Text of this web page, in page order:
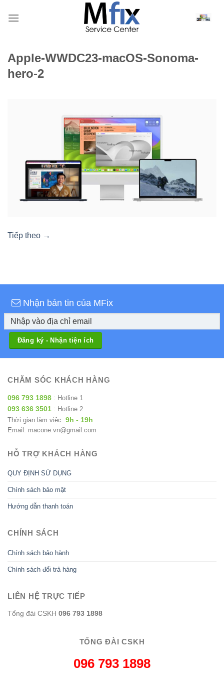
qua
Apple-WWDC23-macOS-Sonoma-
hero-2
Tiếp theo →
Nhận bản tin của MFix
CHĂM SÓC KHÁCH HÀNG
096 793 1898 : Hotline 1
093 636 3501 : Hotline 2
Thời gian làm việc: 9h - 19h
Email: macone.vn@gmail.com
HỖ TRỢ KHÁCH HÀNG
QUY ĐỊNH SỬ DỤNG
Chính sách bảo mật
Hướng dẫn thanh toán
CHÍNH SÁCH
Chính sách bảo hành
Chính sách đổi trả hàng
LIÊN HỆ TRỰC TIẾP
Tổng đài CSKH 096 793 1898
TỔNG ĐÀI CSKH
096 793 1898